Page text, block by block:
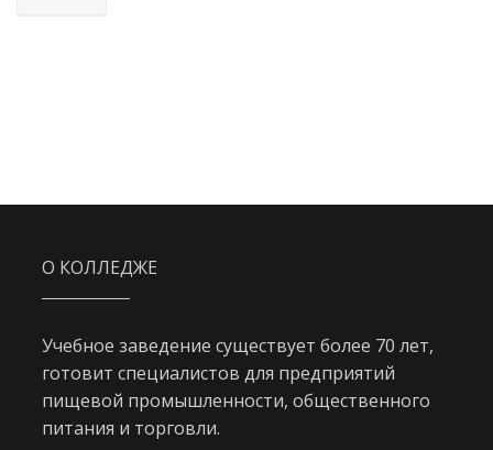
О КОЛЛЕДЖЕ
Учебное заведение существует более 70 лет,
готовит специалистов для предприятий
пищевой промышленности, общественного
питания и торговли.